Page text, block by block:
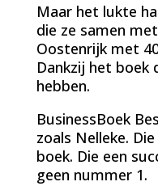
Maar het lukte
die ze samen
Oostenrijk met
Dankzij het boek
hebben.
BusinessBoek
zoals Nelleke.
boek. Die een
geen nummer 1.